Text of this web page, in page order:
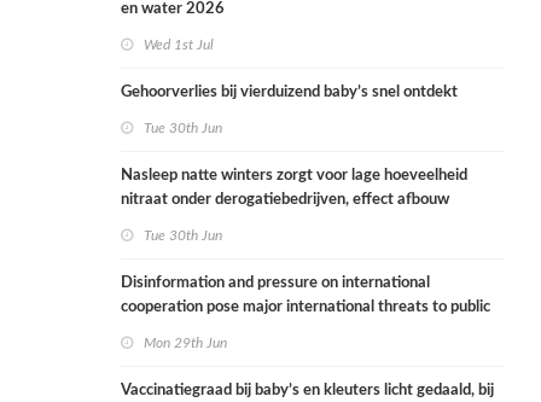
en water 2026
Wed 1st Jul
Gehoorverlies bij vierduizend baby’s snel ontdekt
Tue 30th Jun
Nasleep natte winters zorgt voor lage hoeveelheid
nitraat onder derogatiebedrijven, effect afbouw
Tue 30th Jun
Disinformation and pressure on international
cooperation pose major international threats to public
Mon 29th Jun
Vaccinatiegraad bij baby’s en kleuters licht gedaald, bij